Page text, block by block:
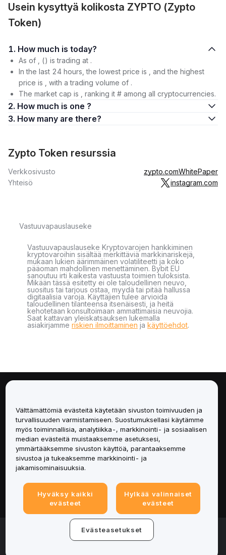
Usein kysyttyä kolikosta ZYPTO (Zypto
Token)
1. How much is today?
As of , () is trading at .
In the last 24 hours, the lowest price is , and the highest
price is , with a trading volume of .
The market cap is , ranking it # among all cryptocurrencies.
2. How much is one ?
3. How many are there?
Zypto Token resurssia
Verkkosivusto zypto.comWhitePaper
Yhteisö
instagram.com
Vastuuvapauslauseke
Vastuuvapauslauseke Kryptovarojen hankkiminen
kryptovaroihin sisältää merkittäviä markkinariskejä,
mukaan lukien äärimmäinen volatiliteetti ja koko
pääoman mahdollinen menettäminen. Bybit EU
sanoutuu irti kaikesta vastuusta toimien tuloksista.
Mikään tässä esitetty ei ole taloudellinen neuvo,
suositus tai tarjous ostaa, myydä tai pitää hallussa
digitaalisia varoja. Käyttäjien tulee arvioida
taloudellinen tilanteensa itsenäisesti, ja heitä
kehotetaan konsultoimaan ammattimaisia neuvojia.
Saat kattavan yleiskatsauksen lukemalla
asiakirjamme riskien ilmoittaminen ja käyttöehdot.
Palvelut
Tuki
Tuotteet
Lakiasiat
© 2025-2026 Bybit.eu. All rights reserved.
Välttämättömiä evästeitä käytetään sivuston toimivuuden ja
turvallisuuden varmistamiseen. Suostumuksellasi käytämme
myös toiminnallisia, analytiikka-, markkinointi- ja sosiaalisen
median evästeitä muistaaksemme asetuksesi,
ymmärtääksemme sivuston käyttöä, parantaaksemme
sivustoa ja tukeaksemme markkinointi- ja
jakamisominaisuuksia.
Hyväksy kaikki
evästeet
Hylkää valinnaiset
evästeet
Evästeasetukset